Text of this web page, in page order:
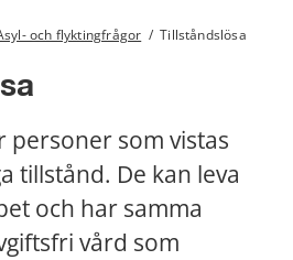
och flyktingfrågor / Tillståndslösa
personer som vistas
tillstånd. De kan leva
och har samma
vård som